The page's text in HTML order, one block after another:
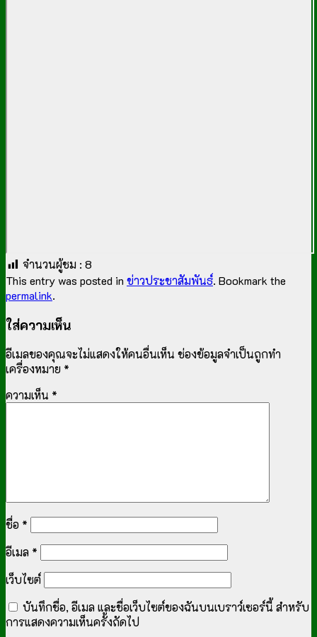
จำนวนผู้ชม : 8
This entry was posted in ข่าวประชาสัมพันธ์. Bookmark the
permalink.
ใส่ความเห็น
อีเมลของคุณจะไม่แสดงให้คนอื่นเห็น ช่องข้อมูลจำเป็นถูกทำ
เครื่องหมาย *
ความเห็น *
ชื่อ *
อีเมล *
เว็บไซต์
บันทึกชื่อ, อีเมล และชื่อเว็บไซต์ของฉันบนเบราว์เซอร์นี้ สำหรับ
การแสดงความเห็นครั้งถัดไป